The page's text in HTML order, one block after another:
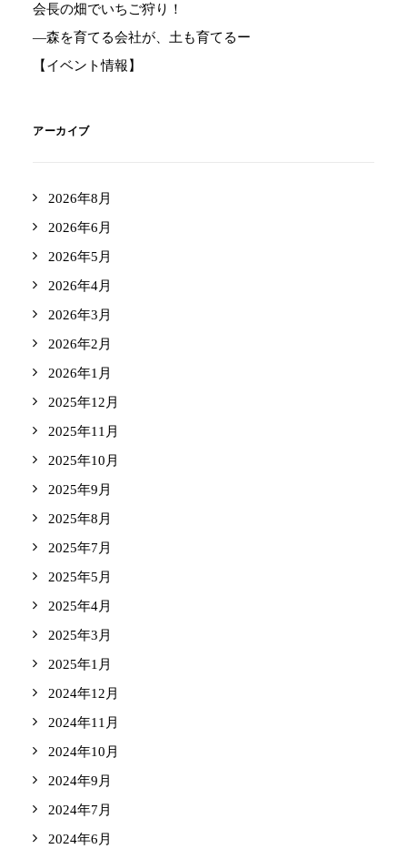
会長の畑でいちご狩り！
―森を育てる会社が、土も育てるー
【イベント情報】
アーカイブ
2026年8月
2026年6月
2026年5月
2026年4月
2026年3月
2026年2月
2026年1月
2025年12月
2025年11月
2025年10月
2025年9月
2025年8月
2025年7月
2025年5月
2025年4月
2025年3月
2025年1月
2024年12月
2024年11月
2024年10月
2024年9月
2024年7月
2024年6月